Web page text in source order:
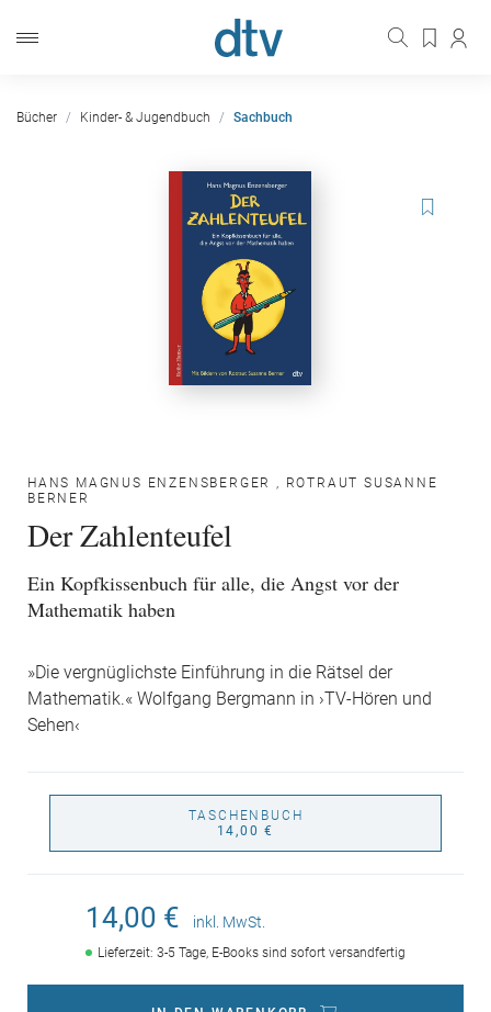
Bücher Kinder- & Jugendbuch Sachbuch
HANS MAGNUS ENZENSBERGER , ROTRAUT SUSANNE
BERNER
Der Zahlenteufel
Ein Kopfkissenbuch für alle, die Angst vor der
Mathematik haben
»Die vergnüglichste Einführung in die Rätsel der
Mathematik.« Wolfgang Bergmann in ›TV-Hören und
Sehen‹
TASCHENBUCH
14,00 €
14,00 € inkl. MwSt.
Lieferzeit: 3-5 Tage, E-Books sind sofort versandfertig